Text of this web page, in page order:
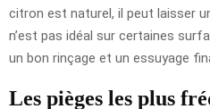
citron est naturel, il peut laisser
n’est pas idéal sur certaines
un bon rinçage et un essuyage
Les pièges les plus